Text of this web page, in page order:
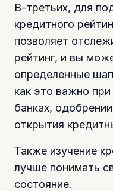
В-третьих, для
кредитного
позволяет
рейтинг, и вы
определенные
как это важно
банках,
открытия
Также изучение
лучше понимать
состояние.